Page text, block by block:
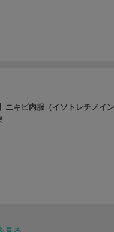
ニキビ内服（イソトレチノイ